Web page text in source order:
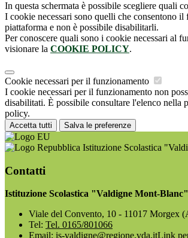
In questa schermata è possibile scegliere quali
I cookie necessari sono quelli che consentono il
piattaforma e non è possibile disabilitarli.
Per conoscere quali sono i cookie necessari al
visionare la COOKIE POLICY.
Cookie necessari per il funzionamento
I cookie necessari per il funzionamento non
disabilitati. È possibile consultare l'elenco nella
policy.
Accetta tutti Salva le preferenze
Istituzione Scolastica
Contatti
Istituzione Scolastica "Valdigne Mont-Blanc"
Viale del Convento, 10 - 11017 Morgex
Tel: Tel. 0165/801066
Email: is-valdigne@regione.vda.itLink